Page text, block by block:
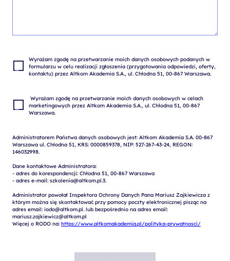
Wyrażam zgodę na przetwarzanie moich danych osobowych podanych w
formularzu w celu realizacji zgłoszenia (przygotowania odpowiedzi, oferty,
marketingowych przez Altkom Akademia S.A., ul. Chłodna 51, 00-867
Administratorem Państwa danych osobowych jest: Altkom Akademia S.A. 00-867
Warszawa ul. Chłodna 51, KRS: 0000859378, NIP: 527-267-43-24, REGON:
146032998.
Dane kontaktowe Administratora:
- adres do korespondencji: Chłodna 51, 00-867 Warszawa
- adres e-mail: szkolenia@altkom.pl.3.
Administrator powołał Inspektora Ochrony Danych Pana Mariusz Zajkiewicza z
którym można się skontaktować przy pomocy poczty elektronicznej pisząc na
adres email: iodo@altkom.pl. lub bezpośrednio na adres email:
mariusz.zajkiewicz@altkom.pl
Więcej o RODO na: https://www.altkomakademia.pl/polityka-prywatnosci/